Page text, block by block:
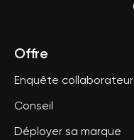
Offre
Enquête collaborateur
Conseil
Déployer sa marque